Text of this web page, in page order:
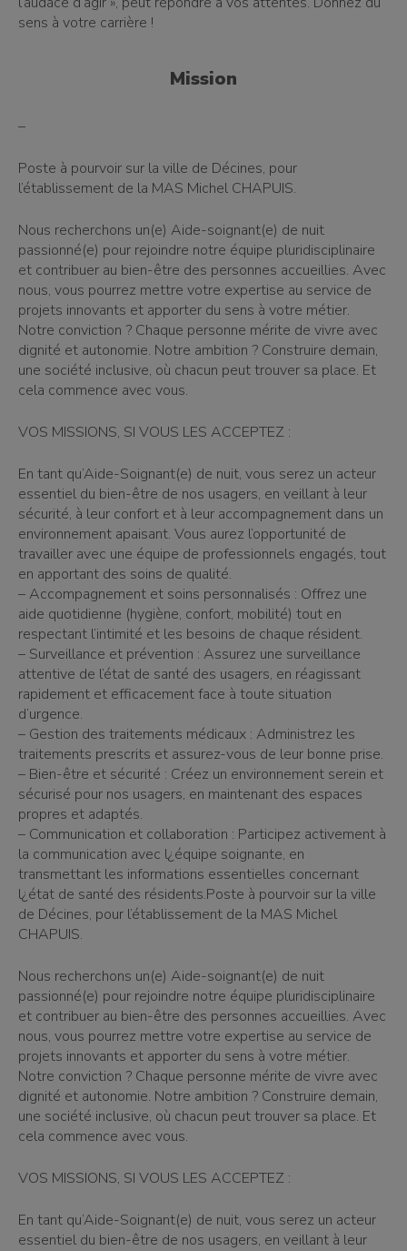
sens à votre carrière !
Mission
–
Poste à pourvoir sur la ville de Décines, pour
l’établissement de la MAS Michel CHAPUIS.
Nous recherchons un(e) Aide-soignant(e) de nuit
passionné(e) pour rejoindre notre équipe pluridisciplinaire
et contribuer au bien-être des personnes accueillies. Avec
nous, vous pourrez mettre votre expertise au service de
projets innovants et apporter du sens à votre métier.
Notre conviction ? Chaque personne mérite de vivre avec
dignité et autonomie. Notre ambition ? Construire demain,
une société inclusive, où chacun peut trouver sa place. Et
cela commence avec vous.
VOS MISSIONS, SI VOUS LES ACCEPTEZ :
En tant qu’Aide-Soignant(e) de nuit, vous serez un acteur
essentiel du bien-être de nos usagers, en veillant à leur
sécurité, à leur confort et à leur accompagnement dans un
environnement apaisant. Vous aurez l’opportunité de
travailler avec une équipe de professionnels engagés, tout
en apportant des soins de qualité.
– Accompagnement et soins personnalisés : Offrez une
aide quotidienne (hygiène, confort, mobilité) tout en
respectant l’intimité et les besoins de chaque résident.
– Surveillance et prévention : Assurez une surveillance
attentive de l’état de santé des usagers, en réagissant
rapidement et efficacement face à toute situation
d’urgence.
– Gestion des traitements médicaux : Administrez les
traitements prescrits et assurez-vous de leur bonne prise.
– Bien-être et sécurité : Créez un environnement serein et
sécurisé pour nos usagers, en maintenant des espaces
propres et adaptés.
– Communication et collaboration : Participez activement à
la communication avec l¿équipe soignante, en
transmettant les informations essentielles concernant
l¿état de santé des résidents.Poste à pourvoir sur la ville
de Décines, pour l’établissement de la MAS Michel
CHAPUIS.
Nous recherchons un(e) Aide-soignant(e) de nuit
passionné(e) pour rejoindre notre équipe pluridisciplinaire
et contribuer au bien-être des personnes accueillies. Avec
nous, vous pourrez mettre votre expertise au service de
projets innovants et apporter du sens à votre métier.
Notre conviction ? Chaque personne mérite de vivre avec
dignité et autonomie. Notre ambition ? Construire demain,
une société inclusive, où chacun peut trouver sa place. Et
cela commence avec vous.
VOS MISSIONS, SI VOUS LES ACCEPTEZ :
En tant qu’Aide-Soignant(e) de nuit, vous serez un acteur
essentiel du bien-être de nos usagers, en veillant à leur